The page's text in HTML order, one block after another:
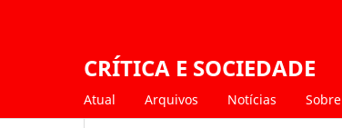
CRÍTICA E SOCIEDADE
Atual Arquivos Notícias Sobre